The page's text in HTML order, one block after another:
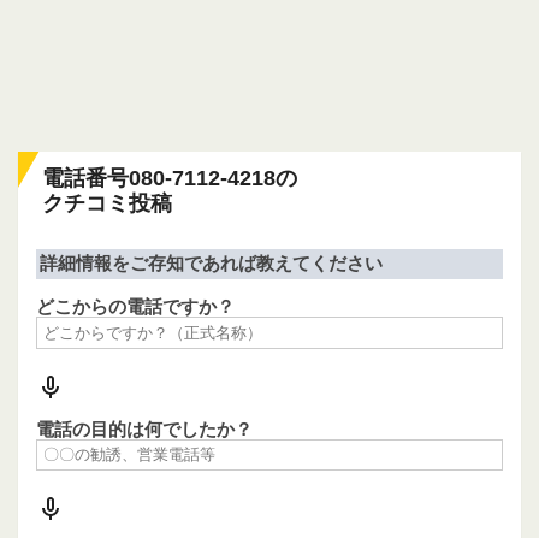
電話番号080-7112-4218の
クチコミ投稿
詳細情報をご存知であれば教えてください
どこからの電話ですか？
電話の目的は何でしたか？